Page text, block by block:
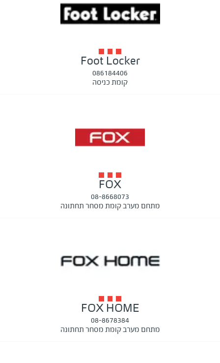
Foot Locker
086184406
קומת כניסה
FOX
08-8668073
מתחם מערב קומת מסחר תחתונה
FOX HOME
08-8678384
מתחם מערב קומת מסחר תחתונה